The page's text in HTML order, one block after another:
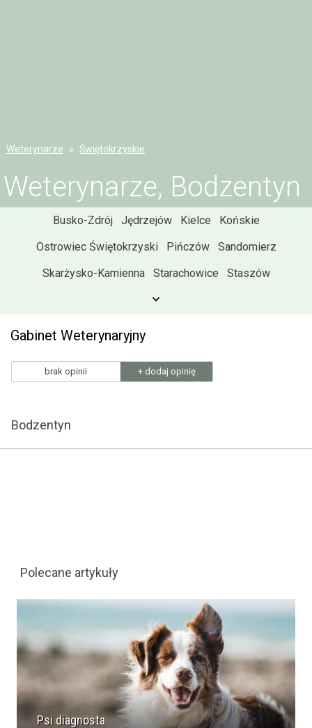
Weterynarze Świętokrzyskie
Weterynarze, Bodzentyn
Busko-Zdrój Jędrzejów Kielce
Końskie
Ostrowiec Świętokrzyski
Pińczów
Sandomierz
Skarżysko-Kamienna
Starachowice Staszów
Gabinet Weterynaryjny
brak opinii + dodaj opinię
Bodzentyn
Polecane artykuły
Psi diagnosta